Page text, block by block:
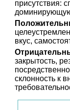
присутствия:
вкус,
закрытость,
склонность к